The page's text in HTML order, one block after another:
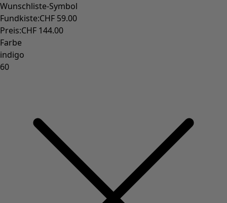
Wunschliste-Symbol
Fundkiste:CHF 59.00
Preis:CHF 144.00
Farbe
indigo
60